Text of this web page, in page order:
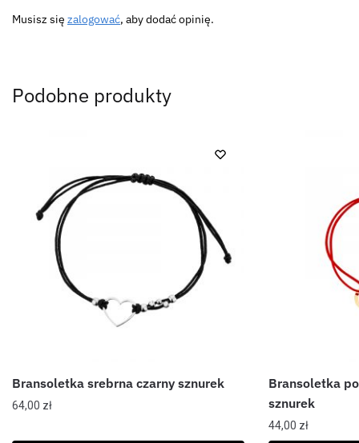
Musisz się zalogować, aby dodać opinię.
Podobne produkty
Bransoletka srebrna czarny sznurek
64,00 zł
Bransoletka
sznurek
44,00 zł